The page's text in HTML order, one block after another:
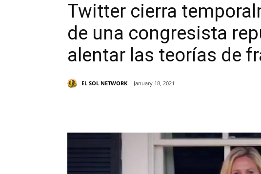
Twitter cierra
de una congresista
alentar las teorías de
EL SOL NETWORK January 18, 2021